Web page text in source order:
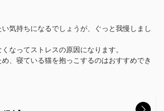
気持ちになるでしょうが、ぐっと我慢しまし
なってストレスの原因になります。
、寝ている猫を抱っこするのはおすすめでき